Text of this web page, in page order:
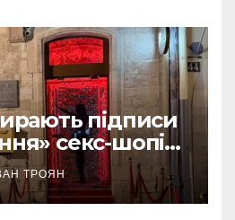
підписи
секс-шопів
ТРОЯН